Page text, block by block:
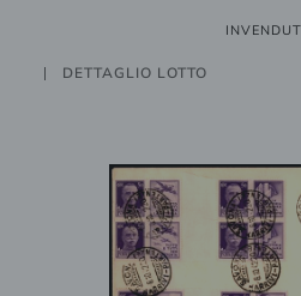
DETTAGLIO LOTTO